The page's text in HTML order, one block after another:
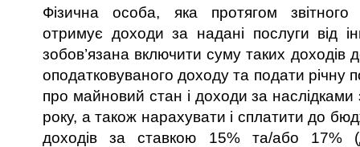
Фізична особа, яка протягом звітного
отримує доходи за надані послуги від
зобов’язана включити суму таких доходів
оподатковуваного доходу та подати річну
про майновий стан і доходи за наслідками
року, а також нарахувати і сплатити до
доходів за ставкою 15% та/або 17%